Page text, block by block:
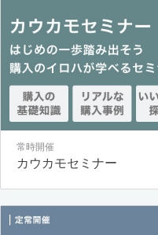
常時開催
カウカモセミナー